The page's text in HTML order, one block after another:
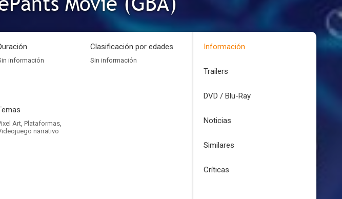
información
Clasificación por edades
Sin información
Art, Plataformas,
narrativo
Información
Trailers
DVD / Blu-Ray
Noticias
Similares
Críticas